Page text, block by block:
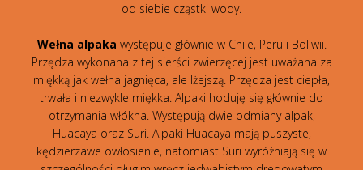
od siebie cząstki wody.
Wełna alpaka występuje głównie w Chile, Peru i Boliwii.
Przędza wykonana z tej sierści zwierzęcej jest uważana za
miękką jak wełna jagnięca, ale lżejszą. Przędza jest ciepła,
trwała i niezwykle miękka. Alpaki hoduję się głównie do
otrzymania włókna. Występują dwie odmiany alpak,
Huacaya oraz Suri. Alpaki Huacaya mają puszyste,
kędzierzawe owłosienie, natomiast Suri wyróżniają się w